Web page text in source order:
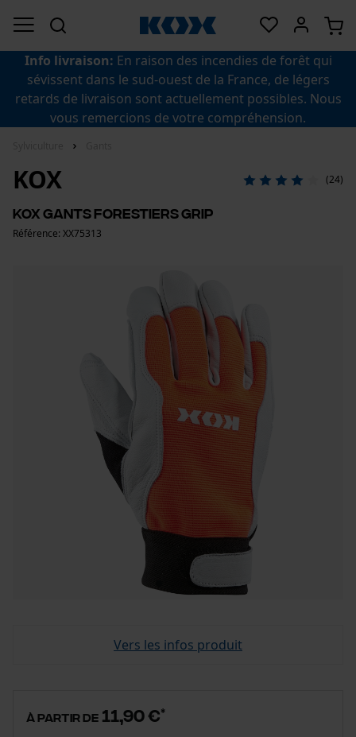
Info livraison: En raison des incendies de forêt qui
sévissent dans le sud-ouest de la France, de légers
retards de livraison sont actuellement possibles. Nous
vous remercions de votre compréhension.
KOX (24)
KOX gants forestiers Grip
Référence: XX75313
Vers les infos produit
à partir de 11,90 €*